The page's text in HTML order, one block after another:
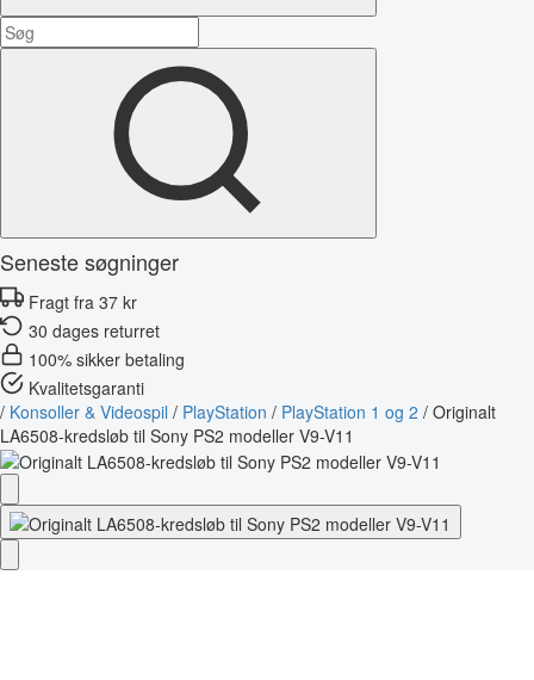
Seneste søgninger
Fragt fra 37 kr
30 dages returret
100% sikker betaling
Kvalitetsgaranti
/ Konsoller & Videospil / PlayStation / PlayStation 1 og 2 / Originalt
LA6508-kredsløb til Sony PS2 modeller V9-V11